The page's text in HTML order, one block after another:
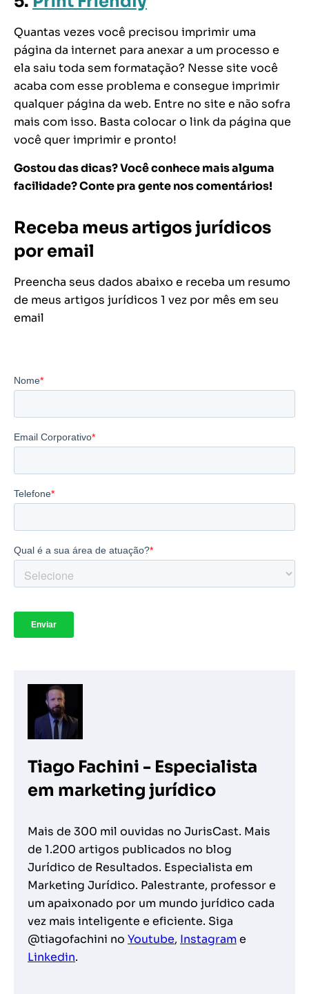
Quantas vezes você precisou imprimir uma
página da internet para anexar a um processo e
ela saiu toda sem formatação? Nesse site você
acaba com esse problema e consegue imprimir
qualquer página da web. Entre no site e não sofra
mais com isso. Basta colocar o link da página que
você quer imprimir e pronto!
Gostou das dicas? Você conhece mais alguma
facilidade? Conte pra gente nos comentários!
Receba meus artigos jurídicos
por email
Preencha seus dados abaixo e receba um resumo
de meus artigos jurídicos 1 vez por mês em seu
email
Tiago Fachini - Especialista
em marketing jurídico
Mais de 300 mil ouvidas no JurisCast. Mais
de 1.200 artigos publicados no blog
Jurídico de Resultados. Especialista em
Marketing Jurídico. Palestrante, professor e
um apaixonado por um mundo jurídico cada
vez mais inteligente e eficiente. Siga
@tiagofachini no Youtube, Instagrame
Linkedin.